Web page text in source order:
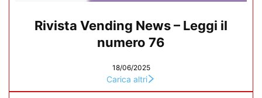
Rivista Vending News – Leggi il
numero 76
18/06/2025
Carica altri